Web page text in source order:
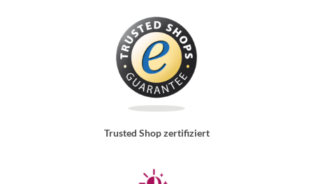
Trusted Shop zertifiziert